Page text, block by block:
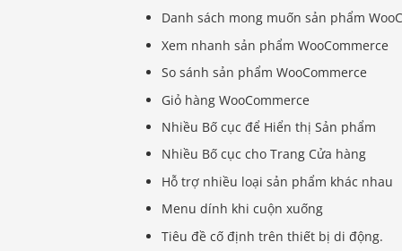
Danh sách mong muốn sản phẩm
Xem nhanh sản phẩm WooCommerce
So sánh sản phẩm WooCommerce
Giỏ hàng WooCommerce
Nhiều Bố cục để Hiển thị Sản phẩm
Nhiều Bố cục cho Trang Cửa hàng
Hỗ trợ nhiều loại sản phẩm khác nhau
Menu dính khi cuộn xuống
Tiêu đề cố định trên thiết bị di động.